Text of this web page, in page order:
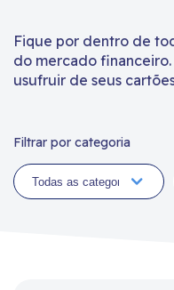
Fique por dentro de
do mercado
usufruir de seus
Filtrar por categoria